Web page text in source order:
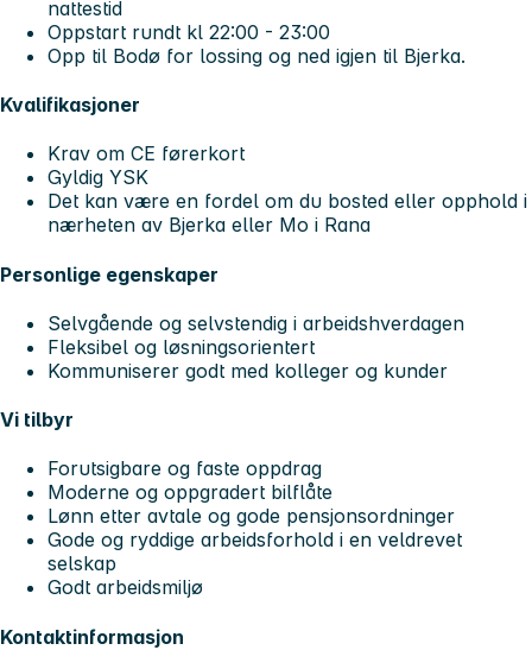
nattestid
Oppstart rundt kl 22:00 - 23:00
Opp til Bodø for lossing og ned igjen til Bjerka.
Kvalifikasjoner
Krav om CE førerkort
Gyldig YSK
Det kan være en fordel om du bosted eller opphold i
nærheten av Bjerka eller Mo i Rana
Personlige egenskaper
Selvgående og selvstendig i arbeidshverdagen
Fleksibel og løsningsorientert
Kommuniserer godt med kolleger og kunder
Vi tilbyr
Forutsigbare og faste oppdrag
Moderne og oppgradert bilflåte
Lønn etter avtale og gode pensjonsordninger
Gode og ryddige arbeidsforhold i en veldrevet
selskap
Godt arbeidsmiljø
Kontaktinformasjon